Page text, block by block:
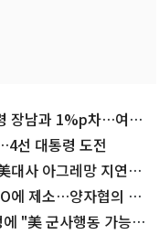
장남과 1%p차…여론
선 대통령 도전
대사 아그레망 지연
에 제소…양자협의 요
"美 군사행동 가능